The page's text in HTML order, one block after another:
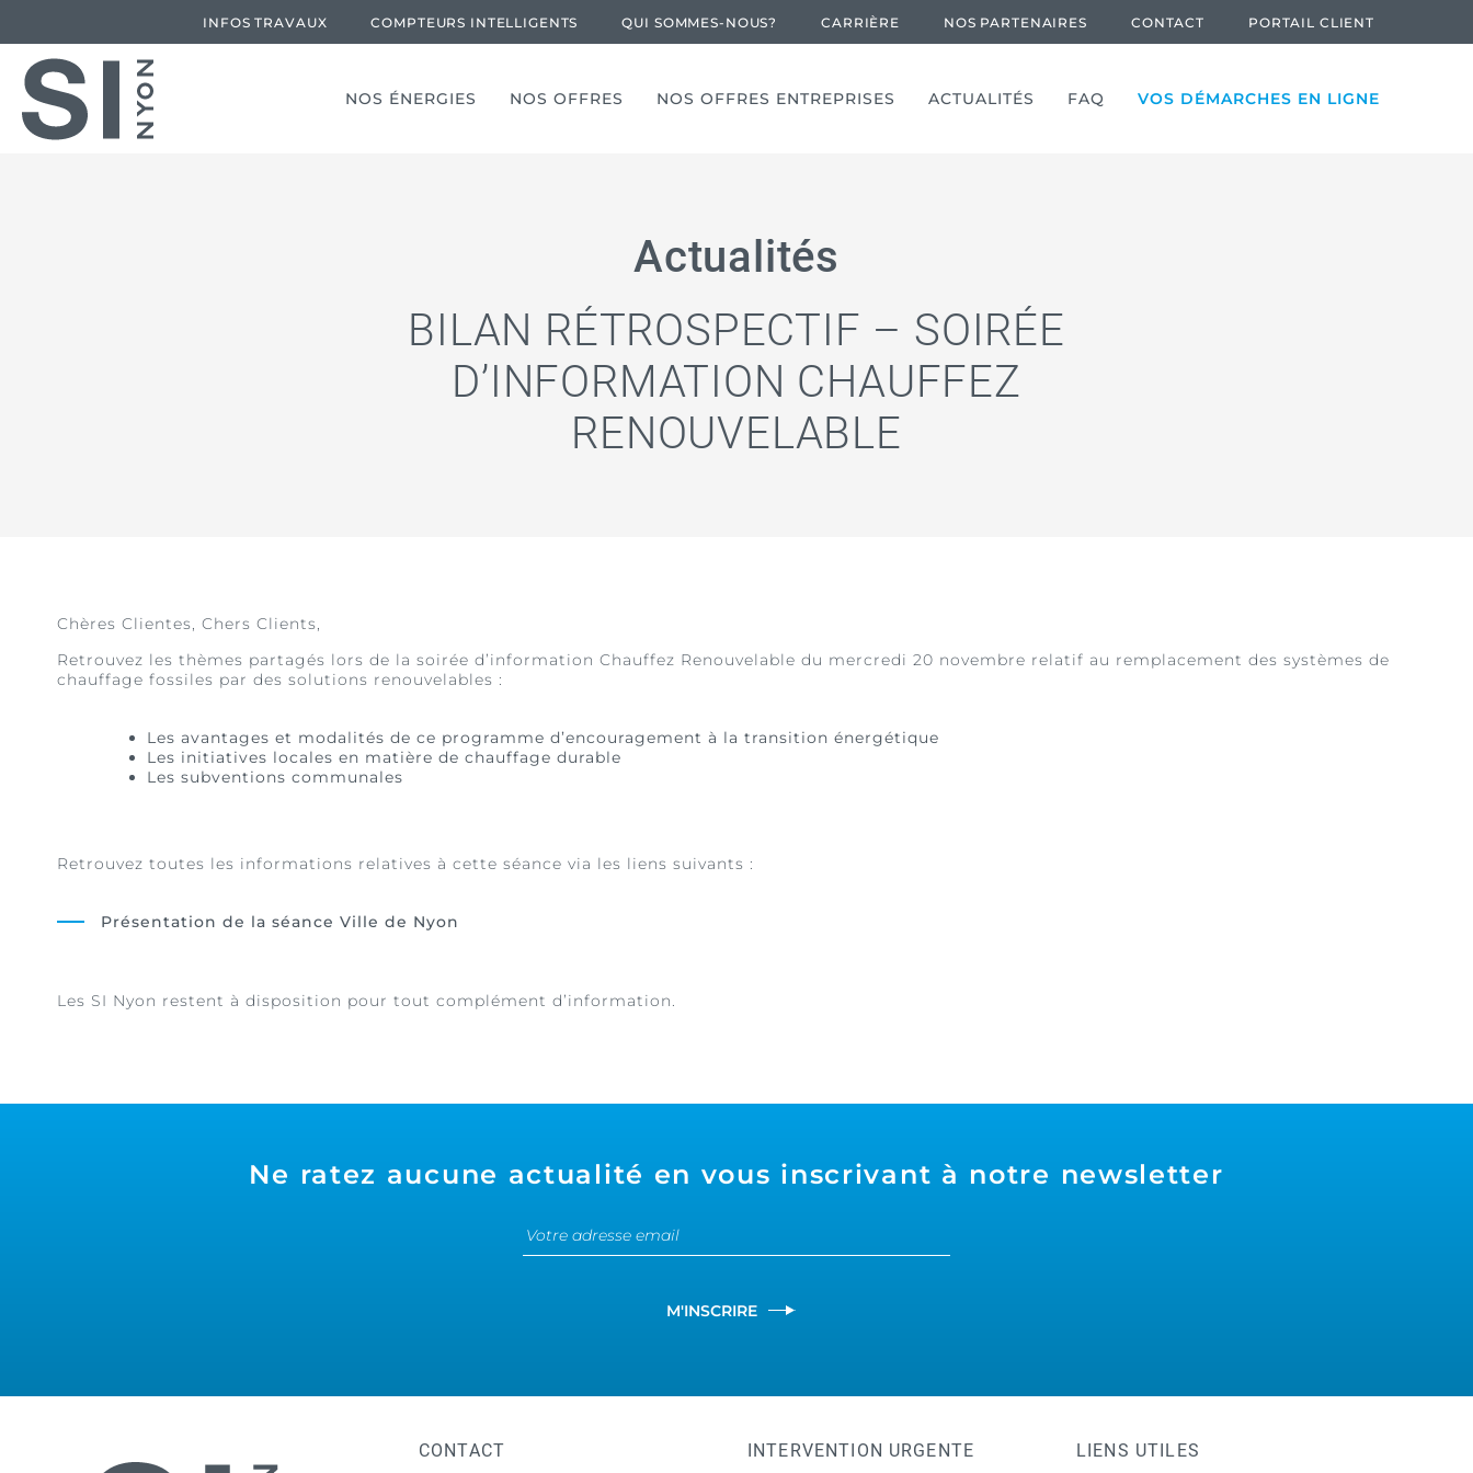
INFOS TRAVAUX COMPTEURS INTELLIGENTS QUI SOMMES-NOUS? CARRIÈRE NOS PARTENAIRES CONTACT PORTAIL CLIENT
NOS ÉNERGIES NOS OFFRES NOS OFFRES ENTREPRISES ACTUALITÉS FAQ VOS DÉMARCHES EN LIGNE
Actualités
BILAN RÉTROSPECTIF – SOIRÉE
D’INFORMATION CHAUFFEZ
RENOUVELABLE
Chères Clientes, Chers Clients,
Retrouvez les thèmes partagés lors de la soirée d’information Chauffez Renouvelable du mercredi 20 novembre relatif au remplacement des systèmes de
chauffage fossiles par des solutions renouvelables :
Les avantages et modalités de ce programme d’encouragement à la transition énergétique
Les initiatives locales en matière de chauffage durable
Les subventions communales
Retrouvez toutes les informations relatives à cette séance via les liens suivants :
Présentation de la séance Ville de Nyon
Les SI Nyon restent à disposition pour tout complément d’information.
Ne ratez aucune actualité en vous inscrivant à notre newsletter
M'INSCRIRE
CONTACT INTERVENTION URGENTE LIENS UTILES